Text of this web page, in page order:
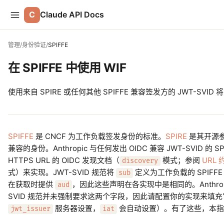
C Claude API Docs
管理/身份验证/SPIFFE
在 SPIFFE 中使用 WIF
使用来自 SPIRE 或任何其他 SPIFFE 兼容签发方的 JWT-SVID
SPIFFE 是 CNCF 为工作负载签发身份的标准。 SPIRE 是其开源
兼容的身份。Anthropic 与任何发出 OIDC 兼容 JWT-SVID 的
HTTPS URL 的 OIDC 发现文档（ discovery 模式；参阅 URL
式）来实现。JWT-SVID 规范将
sub
定义为工作负载的
在获取时提供
aud ，因此这些声明在各实现中是相同的。
SVID 规范并未强制要求这两个字段，因此请配置你的实现来填
jwt_issuer 服务器设置， iat
会自动设置）。有了这些，本